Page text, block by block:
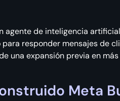
agente de inteligencia
responder mensajes de
una expansión previa en
Meta